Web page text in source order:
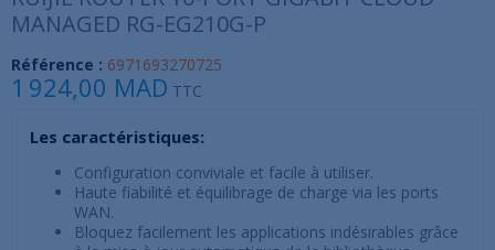
MANAGED RG-EG210G-P
Référence : 6971693270725
1 924,00 MAD TTC
Les caractéristiques:
Configuration conviviale et facile à utiliser.
Haute fiabilité et équilibrage de charge via les ports
WAN.
Bloquez facilement les applications indésirables grâce